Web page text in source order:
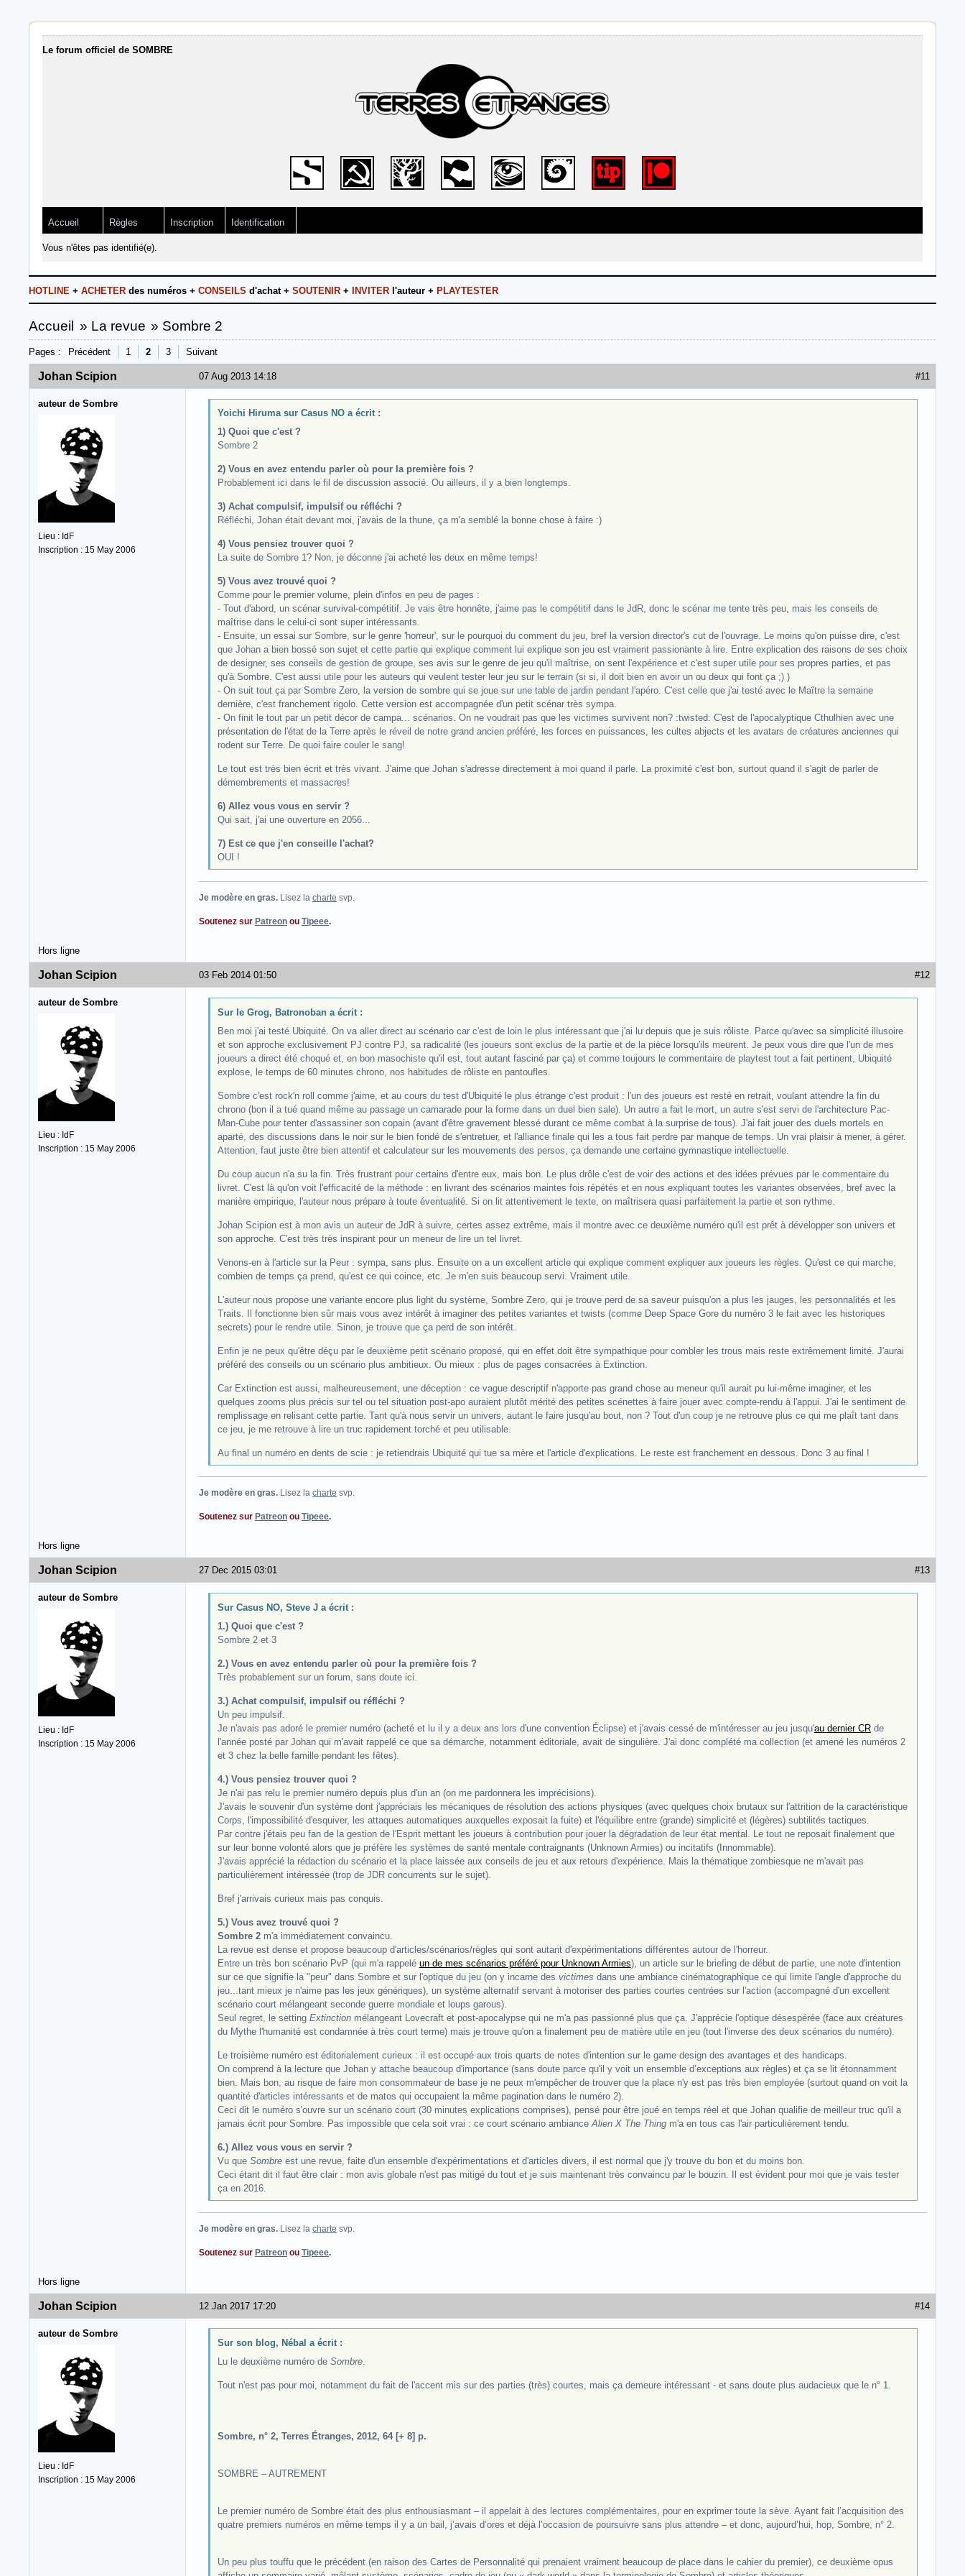
Le forum officiel de SOMBRE
Accueil Règles Inscription Identification
Vous n'êtes pas identifié(e).
HOTLINE + ACHETER des numéros + CONSEILS d'achat + SOUTENIR + INVITER l'auteur + PLAYTESTER
Accueil » La revue » Sombre 2
Pages : Précédent 1 2 3 Suivant
#11
07 Aug 2013 14:18
Johan Scipion
auteur de Sombre
Lieu : IdF
Inscription : 15 May 2006
Yoichi Hiruma sur Casus NO a écrit :
1) Quoi que c'est ?
Sombre 2
2) Vous en avez entendu parler où pour la première fois ?
Probablement ici dans le fil de discussion associé. Ou ailleurs, il y a bien longtemps.
3) Achat compulsif, impulsif ou réfléchi ?
Réfléchi, Johan était devant moi, j'avais de la thune, ça m'a semblé la bonne chose à faire :)
4) Vous pensiez trouver quoi ?
La suite de Sombre 1? Non, je déconne j'ai acheté les deux en même temps!
5) Vous avez trouvé quoi ?
Comme pour le premier volume, plein d'infos en peu de pages :
- Tout d'abord, un scénar survival-compétitif. Je vais être honnête, j'aime pas le compétitif dans le JdR, donc le scénar me tente très peu, mais les conseils de
maîtrise dans le celui-ci sont super intéressants.
- Ensuite, un essai sur Sombre, sur le genre 'horreur', sur le pourquoi du comment du jeu, bref la version director's cut de l'ouvrage. Le moins qu'on puisse dire, c'est
que Johan a bien bossé son sujet et cette partie qui explique comment lui explique son jeu est vraiment passionante à lire. Entre explication des raisons de ses choix
de designer, ses conseils de gestion de groupe, ses avis sur le genre de jeu qu'il maîtrise, on sent l'expérience et c'est super utile pour ses propres parties, et pas
qu'à Sombre. C'est aussi utile pour les auteurs qui veulent tester leur jeu sur le terrain (si si, il doit bien en avoir un ou deux qui font ça ;) )
- On suit tout ça par Sombre Zero, la version de sombre qui se joue sur une table de jardin pendant l'apéro. C'est celle que j'ai testé avec le Maître la semaine
dernière, c'est franchement rigolo. Cette version est accompagnée d'un petit scénar très sympa.
- On finit le tout par un petit décor de campa... scénarios. On ne voudrait pas que les victimes survivent non? :twisted: C'est de l'apocalyptique Cthulhien avec une
présentation de l'état de la Terre après le réveil de notre grand ancien préféré, les forces en puissances, les cultes abjects et les avatars de créatures anciennes qui
rodent sur Terre. De quoi faire couler le sang!
Le tout est très bien écrit et très vivant. J'aime que Johan s'adresse directement à moi quand il parle. La proximité c'est bon, surtout quand il s'agit de parler de
démembrements et massacres!
6) Allez vous vous en servir ?
Qui sait, j'ai une ouverture en 2056...
7) Est ce que j'en conseille l'achat?
OUI !
Je modère en gras. Lisez la charte svp.
Soutenez sur Patreon ou Tipeee.
Hors ligne
#12
03 Feb 2014 01:50
Johan Scipion
auteur de Sombre
Lieu : IdF
Inscription : 15 May 2006
Sur le Grog, Batronoban a écrit :
Ben moi j'ai testé Ubiquité. On va aller direct au scénario car c'est de loin le plus intéressant que j'ai lu depuis que je suis rôliste. Parce qu'avec sa simplicité illusoire
et son approche exclusivement PJ contre PJ, sa radicalité (les joueurs sont exclus de la partie et de la pièce lorsqu'ils meurent. Je peux vous dire que l'un de mes
joueurs a direct été choqué et, en bon masochiste qu'il est, tout autant fasciné par ça) et comme toujours le commentaire de playtest tout a fait pertinent, Ubiquité
explose, le temps de 60 minutes chrono, nos habitudes de rôliste en pantoufles.
Sombre c'est rock'n roll comme j'aime, et au cours du test d'Ubiquité le plus étrange c'est produit : l'un des joueurs est resté en retrait, voulant attendre la fin du
chrono (bon il a tué quand même au passage un camarade pour la forme dans un duel bien sale). Un autre a fait le mort, un autre s'est servi de l'architecture Pac-
Man-Cube pour tenter d'assassiner son copain (avant d'être gravement blessé durant ce même combat à la surprise de tous). J'ai fait jouer des duels mortels en
aparté, des discussions dans le noir sur le bien fondé de s'entretuer, et l'alliance finale qui les a tous fait perdre par manque de temps. Un vrai plaisir à mener, à gérer.
Attention, faut juste être bien attentif et calculateur sur les mouvements des persos, ça demande une certaine gymnastique intellectuelle.
Du coup aucun n'a su la fin. Très frustrant pour certains d'entre eux, mais bon. Le plus drôle c'est de voir des actions et des idées prévues par le commentaire du
livret. C'est là qu'on voit l'efficacité de la méthode : en livrant des scénarios maintes fois répétés et en nous expliquant toutes les variantes observées, bref avec la
manière empirique, l'auteur nous prépare à toute éventualité. Si on lit attentivement le texte, on maîtrisera quasi parfaitement la partie et son rythme.
Johan Scipion est à mon avis un auteur de JdR à suivre, certes assez extrême, mais il montre avec ce deuxième numéro qu'il est prêt à développer son univers et
son approche. C'est très très inspirant pour un meneur de lire un tel livret.
Venons-en à l'article sur la Peur : sympa, sans plus. Ensuite on a un excellent article qui explique comment expliquer aux joueurs les règles. Qu'est ce qui marche,
combien de temps ça prend, qu'est ce qui coince, etc. Je m'en suis beaucoup servi. Vraiment utile.
L'auteur nous propose une variante encore plus light du système, Sombre Zero, qui je trouve perd de sa saveur puisqu'on a plus les jauges, les personnalités et les
Traits. Il fonctionne bien sûr mais vous avez intérêt à imaginer des petites variantes et twists (comme Deep Space Gore du numéro 3 le fait avec les historiques
secrets) pour le rendre utile. Sinon, je trouve que ça perd de son intérêt.
Enfin je ne peux qu'être déçu par le deuxième petit scénario proposé, qui en effet doit être sympathique pour combler les trous mais reste extrêmement limité. J'aurai
préféré des conseils ou un scénario plus ambitieux. Ou mieux : plus de pages consacrées à Extinction.
Car Extinction est aussi, malheureusement, une déception : ce vague descriptif n'apporte pas grand chose au meneur qu'il aurait pu lui-même imaginer, et les
quelques zooms plus précis sur tel ou tel situation post-apo auraient plutôt mérité des petites scénettes à faire jouer avec compte-rendu à l'appui. J'ai le sentiment de
remplissage en relisant cette partie. Tant qu'à nous servir un univers, autant le faire jusqu'au bout, non ? Tout d'un coup je ne retrouve plus ce qui me plaît tant dans
ce jeu, je me retrouve à lire un truc rapidement torché et peu utilisable.
Au final un numéro en dents de scie : je retiendrais Ubiquité qui tue sa mère et l'article d'explications. Le reste est franchement en dessous. Donc 3 au final !
Je modère en gras. Lisez la charte svp.
Soutenez sur Patreon ou Tipeee.
Hors ligne
#13
27 Dec 2015 03:01
Johan Scipion
auteur de Sombre
Lieu : IdF
Inscription : 15 May 2006
Sur Casus NO, Steve J a écrit :
1.) Quoi que c'est ?
Sombre 2 et 3
2.) Vous en avez entendu parler où pour la première fois ?
Très probablement sur un forum, sans doute ici.
3.) Achat compulsif, impulsif ou réfléchi ?
Un peu impulsif.
Je n'avais pas adoré le premier numéro (acheté et lu il y a deux ans lors d'une convention Éclipse) et j'avais cessé de m'intéresser au jeu jusqu'au dernier CRde
l'année posté par Johan qui m'avait rappelé ce que sa démarche, notamment éditoriale, avait de singulière. J'ai donc complété ma collection (et amené les numéros 2
et 3 chez la belle famille pendant les fêtes).
4.) Vous pensiez trouver quoi ?
Je n'ai pas relu le premier numéro depuis plus d'un an (on me pardonnera les imprécisions).
J'avais le souvenir d'un système dont j'appréciais les mécaniques de résolution des actions physiques (avec quelques choix brutaux sur l'attrition de la caractéristique
Corps, l'impossibilité d'esquiver, les attaques automatiques auxquelles exposait la fuite) et l'équilibre entre (grande) simplicité et (légères) subtilités tactiques.
Par contre j'étais peu fan de la gestion de l'Esprit mettant les joueurs à contribution pour jouer la dégradation de leur état mental. Le tout ne reposait finalement que
sur leur bonne volonté alors que je préfère les systèmes de santé mentale contraignants (Unknown Armies) ou incitatifs (Innommable).
J'avais apprécié la rédaction du scénario et la place laissée aux conseils de jeu et aux retours d'expérience. Mais la thématique zombiesque ne m'avait pas
particulièrement intéressée (trop de JDR concurrents sur le sujet).
Bref j'arrivais curieux mais pas conquis.
5.) Vous avez trouvé quoi ?
Sombre 2m'a immédiatement convaincu.
La revue est dense et propose beaucoup d'articles/scénarios/règles qui sont autant d'expérimentations différentes autour de l'horreur.
Entre un très bon scénario PvP (qui m'a rappelé un de mes scénarios préféré pour Unknown Armies), un article sur le briefing de début de partie, une note d'intention
sur ce que signifie la "peur" dans Sombre et sur l'optique du jeu (on y incarne des victimes dans une ambiance cinématographique ce qui limite l'angle d'approche du
jeu...tant mieux je n'aime pas les jeux génériques), un système alternatif servant à motoriser des parties courtes centrées sur l'action (accompagné d'un excellent
scénario court mélangeant seconde guerre mondiale et loups garous).
Seul regret, le setting Extinction mélangeant Lovecraft et post-apocalypse qui ne m'a pas passionné plus que ça. J'apprécie l'optique désespérée (face aux créatures
du Mythe l'humanité est condamnée à très court terme) mais je trouve qu'on a finalement peu de matière utile en jeu (tout l'inverse des deux scénarios du numéro).
Le troisième numéro est éditorialement curieux : il est occupé aux trois quarts de notes d'intention sur le game design des avantages et des handicaps.
On comprend à la lecture que Johan y attache beaucoup d'importance (sans doute parce qu'il y voit un ensemble d’exceptions aux règles) et ça se lit étonnamment
bien. Mais bon, au risque de faire mon consommateur de base je ne peux m'empêcher de trouver que la place n'y est pas très bien employée (surtout quand on voit la
quantité d'articles intéressants et de matos qui occupaient la même pagination dans le numéro 2).
Ceci dit le numéro s'ouvre sur un scénario court (30 minutes explications comprises), pensé pour être joué en temps réel et que Johan qualifie de meilleur truc qu'il a
jamais écrit pour Sombre. Pas impossible que cela soit vrai : ce court scénario ambiance Alien X The Thingm'a en tous cas l'air particulièrement tendu.
6.) Allez vous vous en servir ?
Vu que Sombre est une revue, faite d'un ensemble d'expérimentations et d'articles divers, il est normal que j'y trouve du bon et du moins bon.
Ceci étant dit il faut être clair : mon avis globale n'est pas mitigé du tout et je suis maintenant très convaincu par le bouzin. Il est évident pour moi que je vais tester
ça en 2016.
Je modère en gras. Lisez la charte svp.
Soutenez sur Patreon ou Tipeee.
Hors ligne
#14
12 Jan 2017 17:20
Johan Scipion
auteur de Sombre
Lieu : IdF
Inscription : 15 May 2006
Sur son blog, Nébal a écrit :
Lu le deuxième numéro de Sombre.
Tout n'est pas pour moi, notamment du fait de l'accent mis sur des parties (très) courtes, mais ça demeure intéressant - et sans doute plus audacieux que le n° 1.
Sombre, n° 2, Terres Étranges, 2012, 64 [+ 8] p.
SOMBRE – AUTREMENT
Le premier numéro de Sombre était des plus enthousiasmant – il appelait à des lectures complémentaires, pour en exprimer toute la sève. Ayant fait l’acquisition des
quatre premiers numéros en même temps il y a un bail, j’avais d’ores et déjà l’occasion de poursuivre sans plus attendre – et donc, aujourd’hui, hop, Sombre, n° 2.
Un peu plus touffu que le précédent (en raison des Cartes de Personnalité qui prenaient vraiment beaucoup de place dans le cahier du premier), ce deuxième opus